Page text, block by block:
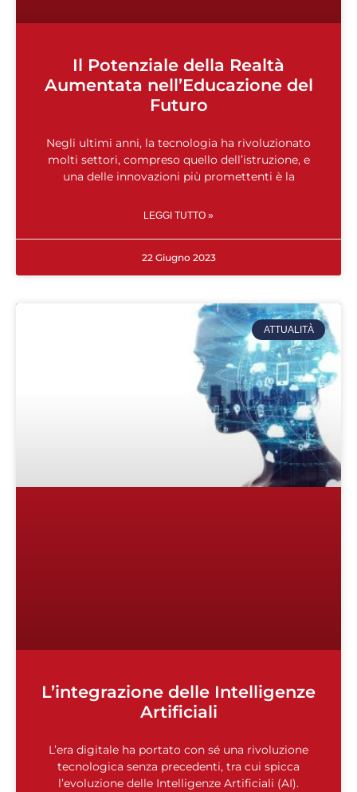
Il Potenziale della Realtà
Aumentata nell’Educazione del
Futuro
Negli ultimi anni, la tecnologia ha rivoluzionato
molti settori, compreso quello dell’istruzione, e
una delle innovazioni più promettenti è la
LEGGI TUTTO »
22 Giugno 2023
ATTUALITÀ
L’integrazione delle Intelligenze
Artificiali
L’era digitale ha portato con sé una rivoluzione
tecnologica senza precedenti, tra cui spicca
l’evoluzione delle Intelligenze Artificiali (AI).